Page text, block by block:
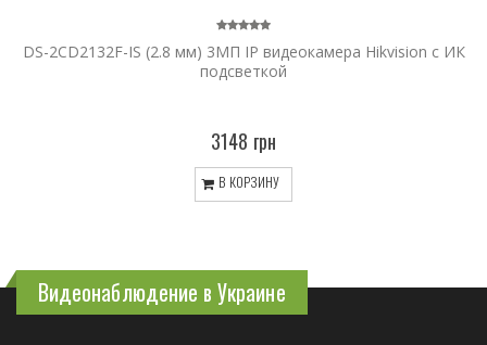
DS-2CD2132F-IS (2.8 мм) 3МП IP видеокамера Hikvision с ИК
подсветкой
3148 грн
В КОРЗИНУ
Видеонаблюдение в Украине